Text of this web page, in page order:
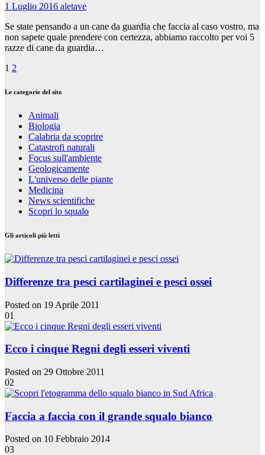
1 Luglio 2016 aletave
Se state pensando a un cane da guardia che faccia al caso vostro, ma
non sapete quale prendere con certezza, abbiamo raccolto per voi 5
razze di cane da guardia…
Paginazione
degli
1 2
Le categorie del sito
Animali
Biologia
Calabria da scoprire
Catastrofi naturali
Focus sull'ambiente
Geologicamente
L'universo delle piante
Medicina
News scientifiche
Scopri lo squalo
Gli articoli più letti
Differenze tra pesci cartilaginei e pesci ossei
Posted on 19 Aprile 2011
01
Ecco i cinque Regni degli esseri viventi
Posted on 29 Ottobre 2011
02
Faccia a faccia con il grande squalo bianco
Posted on 10 Febbraio 2014
03